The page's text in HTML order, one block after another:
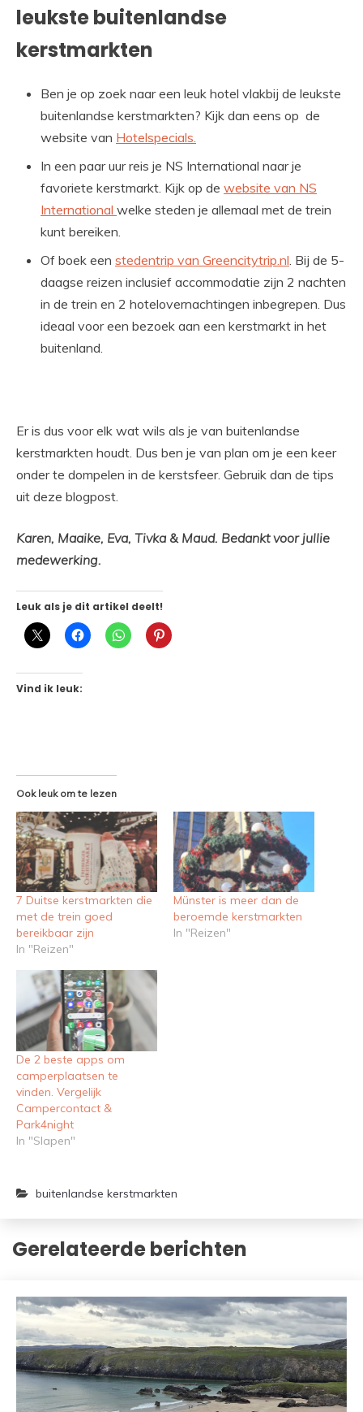
leukste buitenlandse
kerstmarkten
Ben je op zoek naar een leuk hotel vlakbij de leukste
buitenlandse kerstmarkten? Kijk dan eens op de
website van Hotelspecials.
In een paar uur reis je NS International naar je
favoriete kerstmarkt. Kijk op de website van NS
International welke steden je allemaal met de trein
kunt bereiken.
Of boek een stedentrip van Greencitytrip.nl . Bij de 5-
daagse reizen inclusief accommodatie zijn 2 nachten
in de trein en 2 hotelovernachtingen inbegrepen. Dus
ideaal voor een bezoek aan een kerstmarkt in het
buitenland.
Er is dus voor elk wat wils als je van buitenlandse
kerstmarkten houdt. Dus ben je van plan om je een keer
onder te dompelen in de kerstsfeer. Gebruik dan de tips
uit deze blogpost.
Karen, Maaike, Eva, Tivka & Maud. Bedankt voor jullie
medewerking.
Leuk als je dit artikel deelt!
Vind ik leuk:
Ook leuk om te lezen
7 Duitse kerstmarkten die
met de trein goed
bereikbaar zijn
In "Reizen"
Münster is meer dan de
beroemde kerstmarkten
In "Reizen"
De 2 beste apps om
camperplaatsen te
vinden. Vergelijk
Campercontact &
Park4night
In "Slapen"
buitenlandse kerstmarkten
Gerelateerde berichten